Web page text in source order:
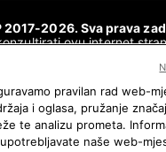
2026. Sva prava
ovu internet
posebno bilo kakva
ili distribucija sadržaja
ili djelomično, za bilo koju
sredstvima, strogo je
AFP-a. Tema koja je
u okviru sadržaja
pravilan rad web-
i oglasa, pružanje
te analizu prometa.
naše web-